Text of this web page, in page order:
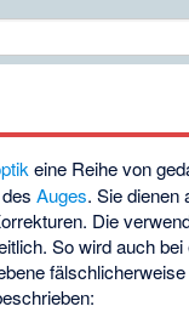
eine Reihe von
desAuges. Sie dienen
Die
So wird auch bei
fälschlicherweise